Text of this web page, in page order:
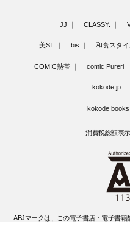
JJ CLASSY.
美ST bis 和食スタ
COMIC熱帯 comic Pureri
kokode.jp
kokode books
消費税総額表
ABJマークは、この電子書店・電子書